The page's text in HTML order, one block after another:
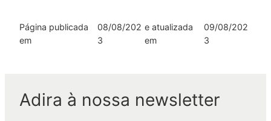
Página publicada
em
08/08/202
3
e atualizada
em
09/08/202
3
Adira à nossa newsletter